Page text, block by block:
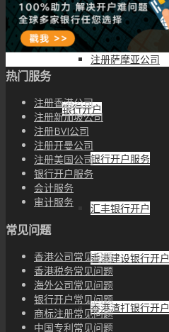
注册安圭拉公司
注册萨摩亚公司
银行开户
银行开户服务
汇丰银行开户
香港建设银行开户
香港渣打银行开户
热门服务
注册香港公司
注册新加坡公司
注册BVI公司
注册开曼公司
注册美国公司
银行开户服务
会计服务
审计服务
常见问题
香港公司常见问题
香港税务常见问题
海外公司常见问题
银行开户常见问题
商标注册常见问题
中国专利常见问题